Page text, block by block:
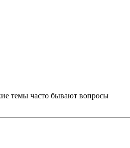
темы часто бывают вопросы